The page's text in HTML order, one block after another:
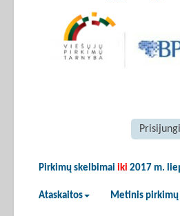
Pirkimų skelbimai iki 2017 m.
Ataskaitos Metinis pirkimų